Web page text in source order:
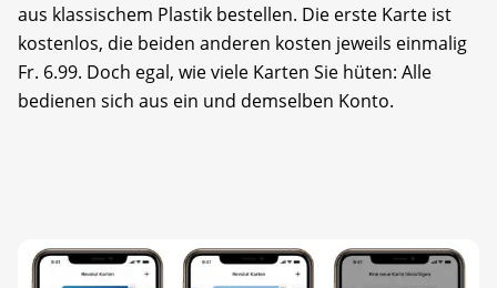
aus klassischem Plastik bestellen. Die erste Karte ist
kostenlos, die beiden anderen kosten jeweils einmalig
Fr. 6.99. Doch egal, wie viele Karten Sie hüten: Alle
bedienen sich aus ein und demselben Konto.